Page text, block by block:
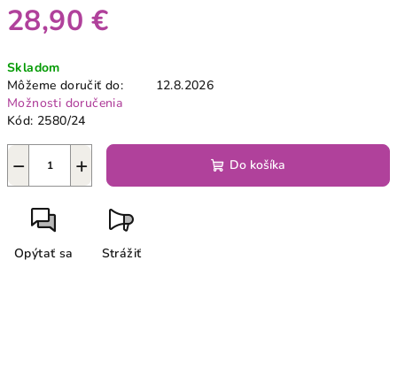
28,90 €
cena:
Skladom
Môžeme doručiť do:
12.8.2026
Možnosti doručenia
Kód: 2580/24
+
− Do košíka
Opýtať sa Strážiť